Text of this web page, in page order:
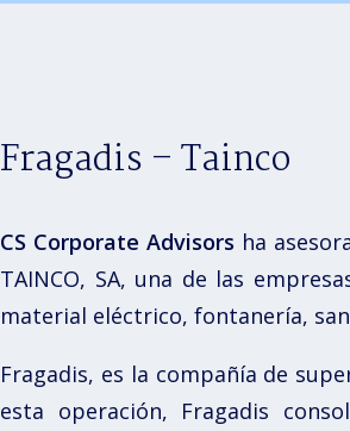
Fragadis – Tainco
CS Corporate Advisors ha
TAINCO, SA, una de las
material eléctrico, fontanería,
Fragadis, es la compañía de
esta operación, Fragadis